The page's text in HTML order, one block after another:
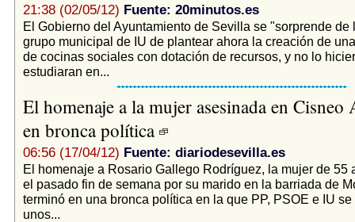
21:38 (02/05/12) Fuente: 20minutos.es
El Gobierno del Ayuntamiento de Sevilla se "sorprende de
grupo municipal de IU de plantear ahora la creación de
de cocinas sociales con dotación de recursos, y no lo
estudiaran en...
El homenaje a la mujer asesinada en Cisneo
en bronca política
06:56 (17/04/12) Fuente: diariodesevilla.es
El homenaje a Rosario Gallego Rodríguez, la mujer de 55
el pasado fin de semana por su marido en la barriada de
terminó en una bronca política en la que PP, PSOE e IU
unos...